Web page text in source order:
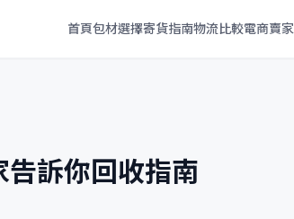
首頁包材選擇寄貨指南物流比較電商賣家
告訴你回收指南